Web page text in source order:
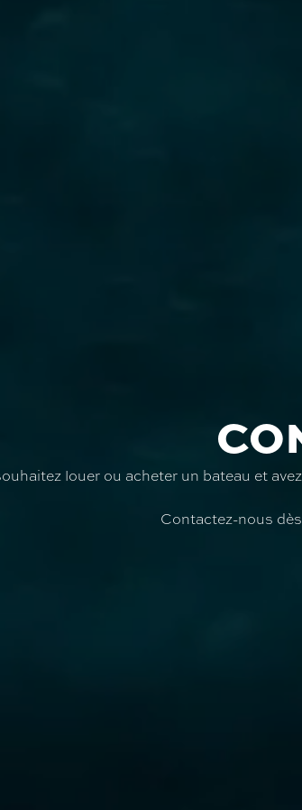
louer ou acheter un bateau et
Contactez-nous